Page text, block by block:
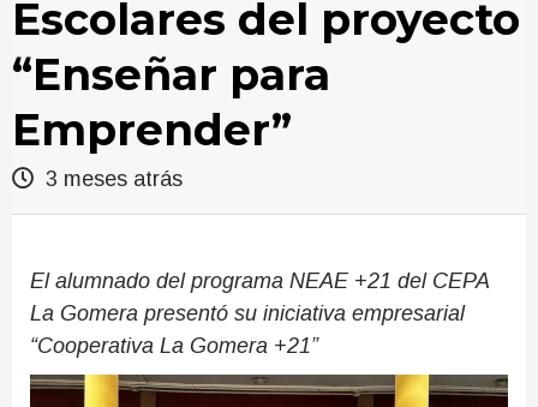
Escolares del proyecto
“Enseñar para
Emprender”
3 meses atrás
El alumnado del programa NEAE +21 del CEPA
La Gomera presentó su iniciativa empresarial
“Cooperativa La Gomera +21”